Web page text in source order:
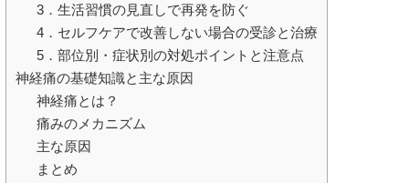
3．生活習慣の見直しで再発を防ぐ
4．セルフケアで改善しない場合の受診と治療
5．部位別・症状別の対処ポイントと注意点
神経痛の基礎知識と主な原因
神経痛とは？
痛みのメカニズム
主な原因
まとめ